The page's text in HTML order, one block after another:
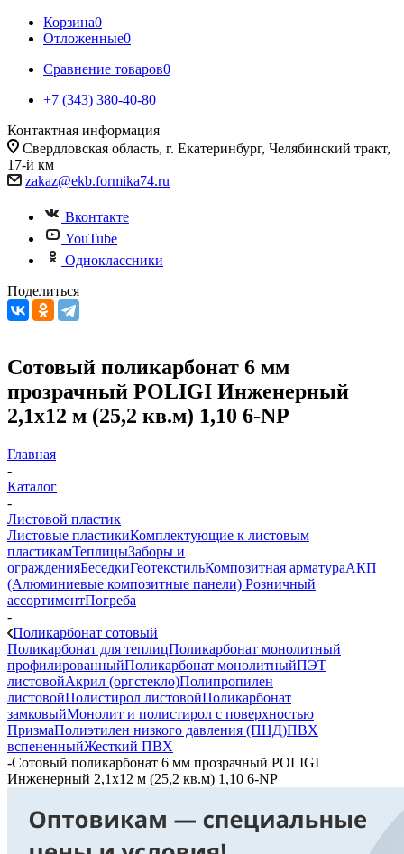
Корзина0
Отложенные0
Сравнение товаров0
+7 (343) 380-40-80
Контактная информация
Свердловская область, г. Екатеринбург, Челябинский тракт,
17-й км
zakaz@ekb.formika74.ru
Вконтакте
YouTube
Одноклассники
Поделиться
Сотовый поликарбонат 6 мм
прозрачный POLIGI Инженерный
2,1х12 м (25,2 кв.м) 1,10 6-NP
Главная
-
Каталог
-
Листовой пластик
Листовые пластикиКомплектующие к листовым
пластикамТеплицыЗаборы и
огражденияБеседкиГеотекстильКомпозитная арматураАКП
(Алюминиевые композитные панели) Розничный
ассортиментПогреба
-
Поликарбонат сотовый
Поликарбонат для теплицПоликарбонат монолитный
профилированныйПоликарбонат монолитныйПЭТ
листовойАкрил (оргстекло)Полипропилен
листовойПолистирол листовойПоликарбонат
замковыйМонолит и полистирол с поверхностью
ПризмаПолиэтилен низкого давления (ПНД)ПВХ
вспененныйЖесткий ПВХ
-Сотовый поликарбонат 6 мм прозрачный POLIGI
Инженерный 2,1х12 м (25,2 кв.м) 1,10 6-NP